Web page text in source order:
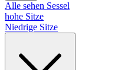
Alle sehen Sessel
hohe Sitze
Niedrige Sitze